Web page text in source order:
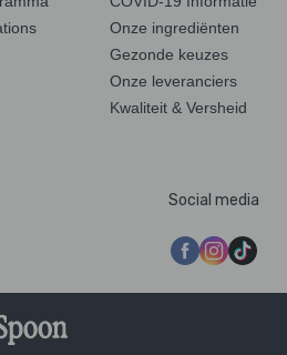
Onze ingrediënten
Gezonde keuzes
Onze leveranciers
Kwaliteit & Versheid
Social media